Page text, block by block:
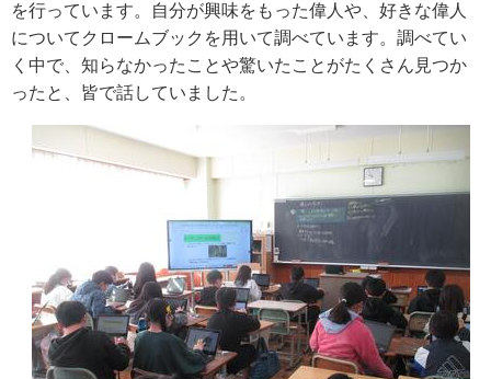
を行っています。自分が興味をもった偉人や、好きな偉人
についてクロームブックを用いて調べています。調べてい
く中で、知らなかったことや驚いたことがたくさん見つか
ったと、皆で話していました。